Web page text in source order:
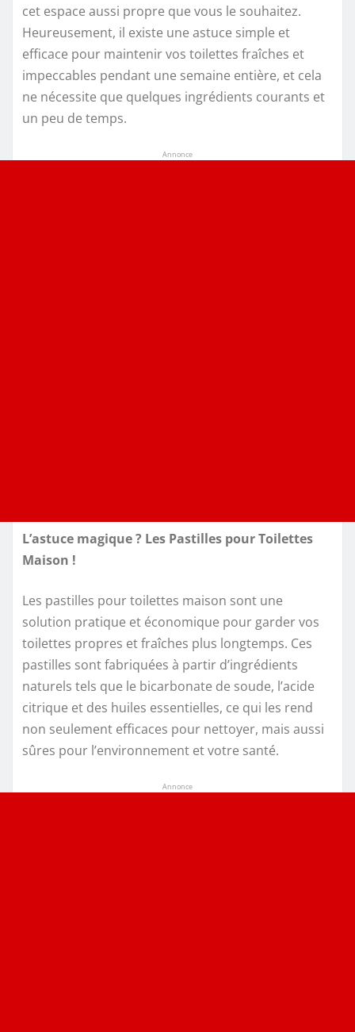
cet espace aussi propre que vous le souhaitez.
Heureusement, il existe une astuce simple et
efficace pour maintenir vos toilettes fraîches et
impeccables pendant une semaine entière, et cela
ne nécessite que quelques ingrédients courants et
un peu de temps.
Annonce
L’astuce magique ? Les Pastilles pour Toilettes
Maison !
Les pastilles pour toilettes maison sont une
solution pratique et économique pour garder vos
toilettes propres et fraîches plus longtemps. Ces
pastilles sont fabriquées à partir d’ingrédients
naturels tels que le bicarbonate de soude, l’acide
citrique et des huiles essentielles, ce qui les rend
non seulement efficaces pour nettoyer, mais aussi
sûres pour l’environnement et votre santé.
Annonce